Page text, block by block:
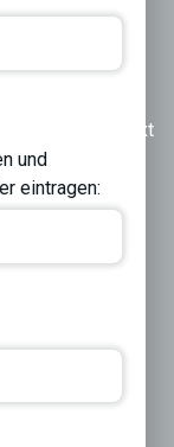
Next
und
eintragen: